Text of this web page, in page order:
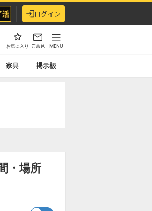
ログイン
お気に入り ご意見 MENU
家具 掲示板
・場所